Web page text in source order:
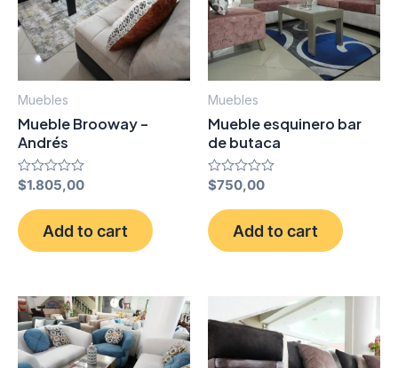
Muebles
Mueble Brooway -
Andrés
Rated
out
of
5
$1.805,00
Add to cart
Muebles
Mueble esquinero bar
de butaca
Rated
out
of
5
$750,00
Add to cart